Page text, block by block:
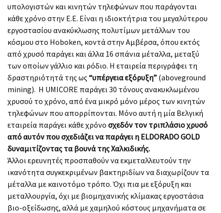
υπολογιστών και κινητών τηλεφώνων που παράγονται
κάθε χρόνο στην Ε.Ε. Eίναι η ιδιοκτήτρια του μεγαλύτερου
εργοστασίου ανακύκλωσης πολυτίμων μετάλλων του
κόσμου στο Ηοboken, κοντά στην Αμβέρσα, όπου εκτός
από χρυσό παράγει και άλλα 16 σπάνια μέταλλα, μεταξύ
των οποίων γάλλιο και ρόδιο. Η εταιρεία περιγράφει τη
δραστηριότητά της ως“υπέργεια εξόρυξη” (aboveground
mining). Η UMICORE παράγει 30 τόνους ανακυκλωμένου
χρυσού το χρόνο, από ένα μικρό μόνο μέρος των κινητών
τηλεφώνων που απορρίπονται. Μόνο αυτή η μία Βελγική
εταιρεία παράγει κάθε χρόνο σχεδόν τον τριπλάσιο χρυσό
από αυτόν που σχεδιάζει να παράγει η ELDORADO GOLD
δυναμιτίζοντας τα βουνά της Χαλκιδικής.
Άλλοι ερευνητές προσπαθούν να εκμεταλλευτούν την
ικανότητα συγκεκριμένων βακτηριδίων να διαχωρίζουν τα
μέταλλα με καινοτόμο τρόπο. Όχι πια με εξόρυξη και
μεταλλουργία, όχι με βιομηχανικής κλίμακας εργοστάσια
βιο-οξείδωσης, αλλά με χαμηλού κόστους μηχανήματα σε